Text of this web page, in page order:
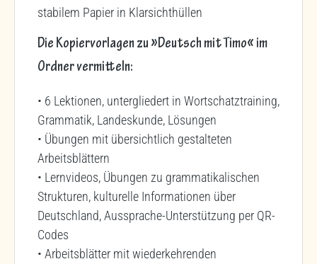
stabilem Papier in Klarsichthüllen
Die Kopiervorlagen zu »Deutsch mit Timo« im
Ordner vermitteln:
• 6 Lektionen, untergliedert in Wortschatztraining,
Grammatik, Landeskunde, Lösungen
• Übungen mit übersichtlich gestalteten
Arbeitsblättern
• Lernvideos, Übungen zu grammatikalischen
Strukturen, kulturelle Informationen über
Deutschland, Aussprache-Unterstützung per QR-
Codes
• Arbeitsblätter mit wiederkehrenden